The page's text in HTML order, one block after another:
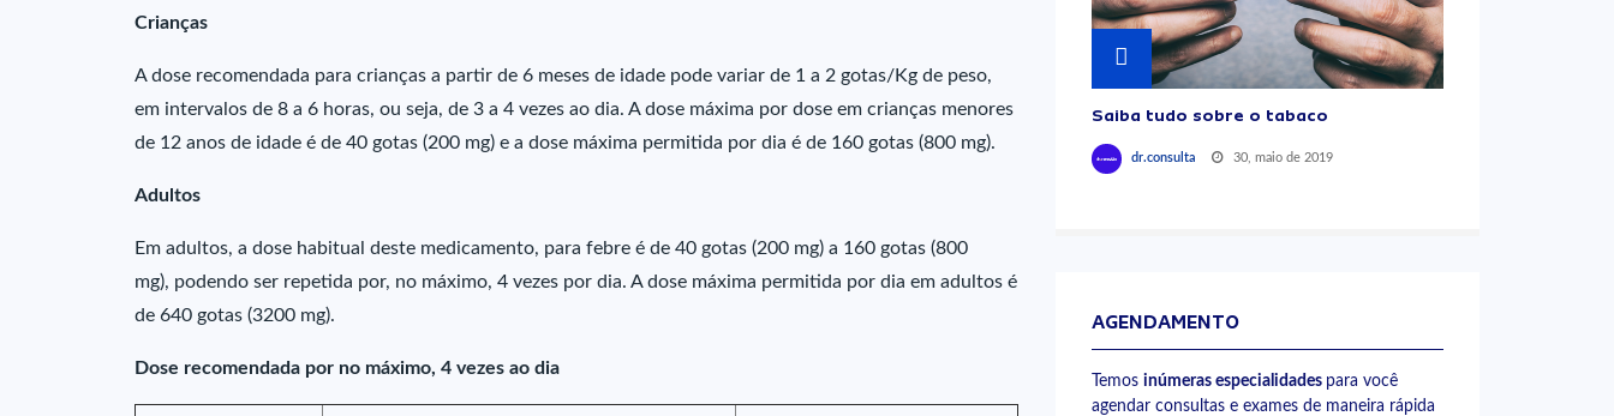
Crianças
A dose recomendada para crianças a partir de 6 meses de idade pode variar de 1 a 2 gotas/Kg de peso,
em intervalos de 8 a 6 horas, ou seja, de 3 a 4 vezes ao dia. A dose máxima por dose em crianças menores
de 12 anos de idade é de 40 gotas (200 mg) e a dose máxima permitida por dia é de 160 gotas (800 mg).
Adultos
Em adultos, a dose habitual deste medicamento, para febre é de 40 gotas (200 mg) a 160 gotas (800
mg), podendo ser repetida por, no máximo, 4 vezes por dia. A dose máxima permitida por dia em adultos é
de 640 gotas (3200 mg).
Dose recomendada por no máximo, 4 vezes ao dia
Saiba tudo sobre o tabaco
dr.consulta 30, maio de 2019
AGENDAMENTO
Temos inúmeras especialidades para você
agendar consultas e exames de maneira rápida